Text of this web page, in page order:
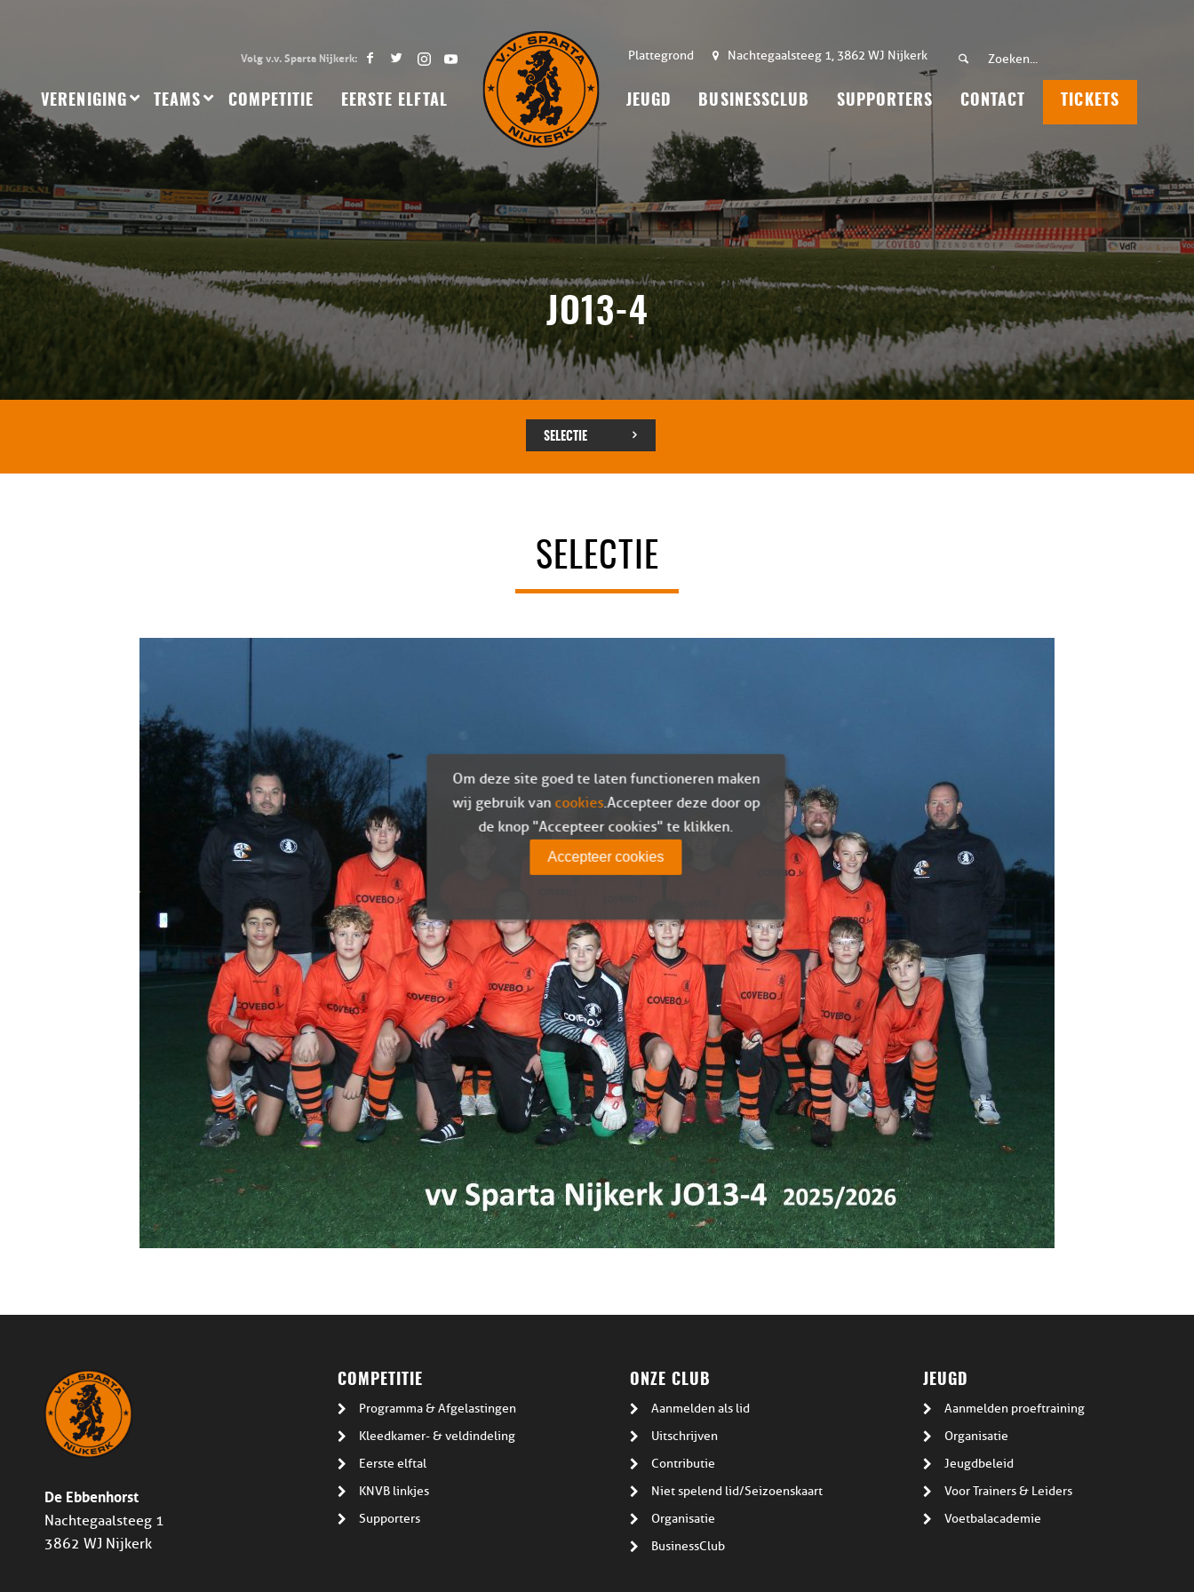
Plattegrond Nachtegaalsteeg 1, 3862 WJ Nijkerk
VERENIGING TEAMS COMPETITIE EERSTE ELFTAL JEUGD BUSINESSCLUB SUPPORTERS CONTACT TICKETS
JO13-4
SELECTIE
SELECTIE
De Ebbenhorst
Nachtegaalsteeg 1
3862 WJ Nijkerk
COMPETITIE
Programma & Afgelastingen
Kleedkamer- & veldindeling
Eerste elftal
KNVB linkjes
Supporters
ONZE CLUB
Aanmelden als lid
Uitschrijven
Contributie
Niet spelend lid/Seizoenskaart
Organisatie
BusinessClub
JEUGD
Aanmelden proeftraining
Organisatie
Jeugdbeleid
Voor Trainers & Leiders
Voetbalacademie
Om deze site goed te laten functioneren maken
wij gebruik van cookies. Accepteer deze door op
de knop "Accepteer cookies" te klikken.
Accepteer cookies